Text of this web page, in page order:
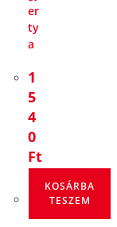
er
ty
a
1
5
4
0
Ft
KOSÁRBA
TESZEM